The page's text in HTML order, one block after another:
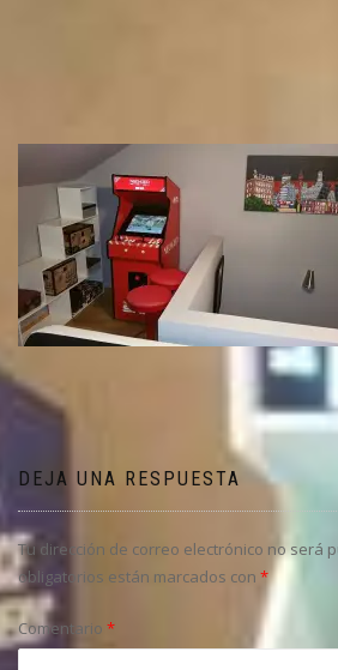
DEJA UNA RESPUESTA
Tu dirección de correo electrónico no será
obligatorios están marcados con *
Comentario *